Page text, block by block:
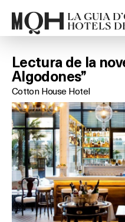
LA GUIA
HOTELS
Lectura de la
Algodones”
Cotton House Hotel